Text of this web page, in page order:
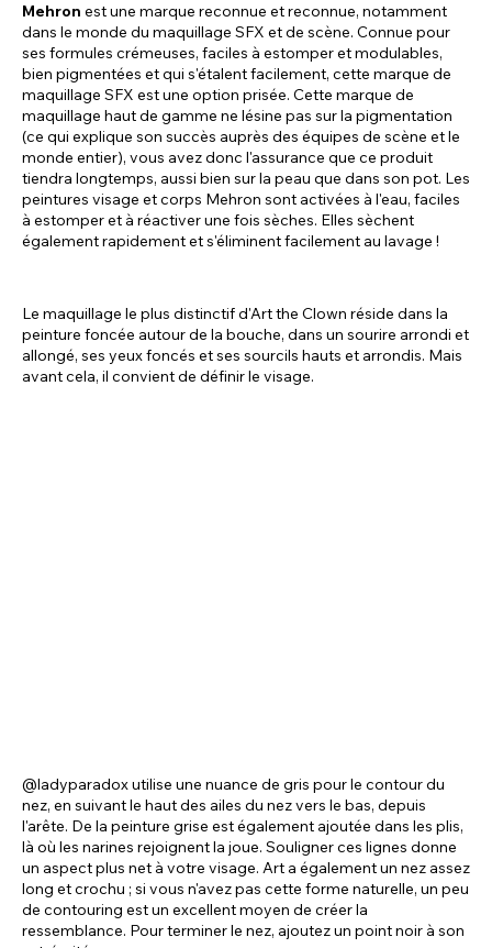
Mehron est une marque reconnue et reconnue, notamment
dans le monde du maquillage SFX et de scène. Connue pour
ses formules crémeuses, faciles à estomper et modulables,
bien pigmentées et qui s'étalent facilement, cette marque de
maquillage SFX est une option prisée. Cette marque de
maquillage haut de gamme ne lésine pas sur la pigmentation
(ce qui explique son succès auprès des équipes de scène et le
monde entier), vous avez donc l'assurance que ce produit
tiendra longtemps, aussi bien sur la peau que dans son pot. Les
peintures visage et corps Mehron sont activées à l'eau, faciles
à estomper et à réactiver une fois sèches. Elles sèchent
également rapidement et s'éliminent facilement au lavage !
Le maquillage le plus distinctif d'Art the Clown réside dans la
peinture foncée autour de la bouche, dans un sourire arrondi et
allongé, ses yeux foncés et ses sourcils hauts et arrondis. Mais
avant cela, il convient de définir le visage.
@ladyparadox utilise une nuance de gris pour le contour du
nez, en suivant le haut des ailes du nez vers le bas, depuis
l'arête. De la peinture grise est également ajoutée dans les plis,
là où les narines rejoignent la joue. Souligner ces lignes donne
un aspect plus net à votre visage. Art a également un nez assez
long et crochu ; si vous n'avez pas cette forme naturelle, un peu
de contouring est un excellent moyen de créer la
ressemblance. Pour terminer le nez, ajoutez un point noir à son